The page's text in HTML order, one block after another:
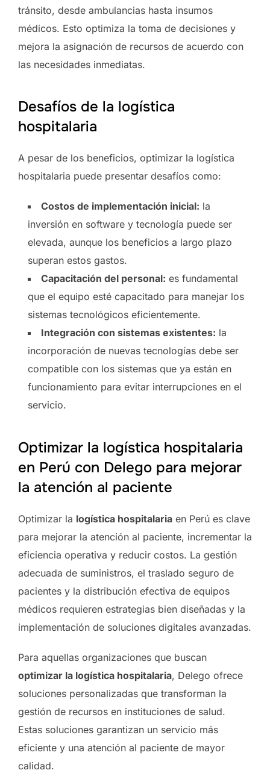
tránsito, desde ambulancias hasta insumos
médicos. Esto optimiza la toma de decisiones y
mejora la asignación de recursos de acuerdo con
las necesidades inmediatas.
Desafíos de la logística
hospitalaria
A pesar de los beneficios, optimizar la logística
hospitalaria puede presentar desafíos como:
Costos de implementación inicial: la
inversión en software y tecnología puede ser
elevada, aunque los beneficios a largo plazo
superan estos gastos.
Capacitación del personal: es fundamental
que el equipo esté capacitado para manejar los
sistemas tecnológicos eficientemente.
Integración con sistemas existentes: la
incorporación de nuevas tecnologías debe ser
compatible con los sistemas que ya están en
funcionamiento para evitar interrupciones en el
servicio.
Optimizar la logística hospitalaria
en Perú con Delego para mejorar
la atención al paciente
Optimizar la logística hospitalaria en Perú es clave
para mejorar la atención al paciente, incrementar la
eficiencia operativa y reducir costos. La gestión
adecuada de suministros, el traslado seguro de
pacientes y la distribución efectiva de equipos
médicos requieren estrategias bien diseñadas y la
implementación de soluciones digitales avanzadas.
Para aquellas organizaciones que buscan
optimizar la logística hospitalaria, Delego ofrece
soluciones personalizadas que transforman la
gestión de recursos en instituciones de salud.
Estas soluciones garantizan un servicio más
eficiente y una atención al paciente de mayor
calidad.